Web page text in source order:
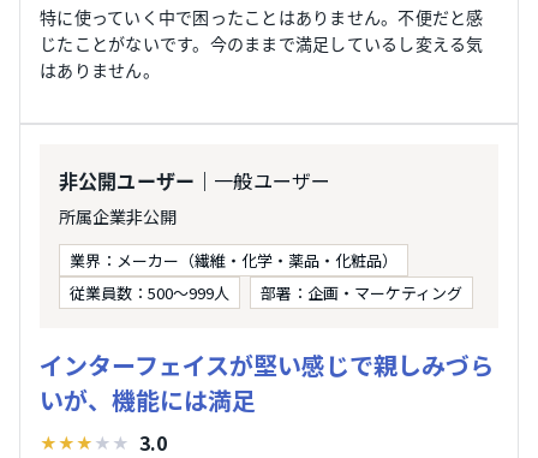
特に使っていく中で困ったことはありません。不便だと感
じたことがないです。今のままで満足しているし変える気
はありません。
非公開ユーザー ｜一般ユーザー
所属企業非公開
業界：メーカー（繊維・化学・薬品・化粧品）
従業員数：500〜999人
部署：企画・マーケティング
インターフェイスが堅い感じで親しみづら
いが、機能には満足
★★★ ★ ★ 3.0